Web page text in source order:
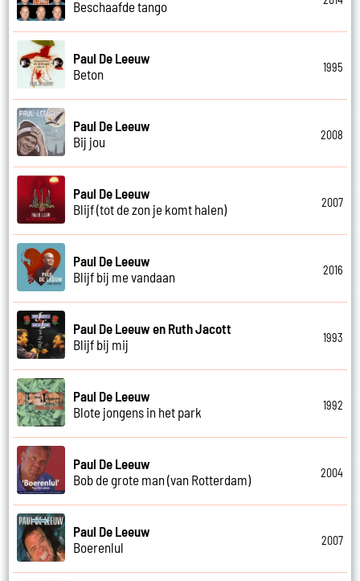
Beschaafde tango
Paul De Leeuw
Beton
1995
Paul De Leeuw
Bij jou
2008
Paul De Leeuw
Blijf (tot de zon je komt halen)
2007
Paul De Leeuw
Blijf bij me vandaan
2016
Paul De Leeuw en Ruth Jacott
Blijf bij mij
1993
Paul De Leeuw
Blote jongens in het park
1992
Paul De Leeuw
Bob de grote man (van Rotterdam)
2004
Paul De Leeuw
Boerenlul
2007